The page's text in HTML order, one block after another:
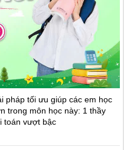
pháp tối ưu giúp các em học
trong môn học này: 1 thầy
toán vượt bậc